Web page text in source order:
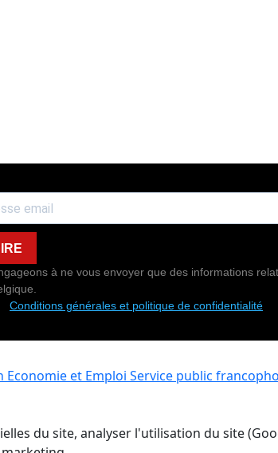
à ne vous envoyer que des informations
Conditions générales et politique de confidentialité
Economie et Emploi Service public
du site, analyser l'utilisation du site